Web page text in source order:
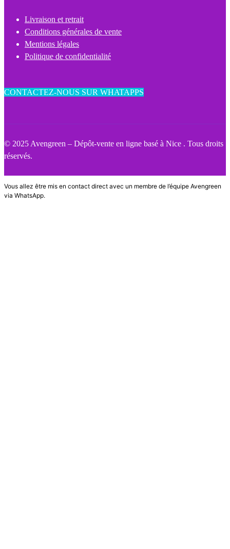
Livraison et retrait
Conditions générales de vente
Mentions légales
Politique de confidentialité
CONTACTEZ-NOUS SUR WHATAPPS
© 2025 Avengreen – Dépôt-vente en ligne basé à Nice . Tous droits
réservés.
Vous allez être mis en contact direct avec un membre de l’équipe Avengreen
via WhatsApp.